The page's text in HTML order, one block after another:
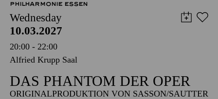
PHILHARMONIE ESSEN
Wednesday
10.03.2027
20:00 - 22:00
Alfried Krupp Saal
DAS PHANTOM DER OPER
ORIGINALPRODUKTION VON SASSON/SAUTTER